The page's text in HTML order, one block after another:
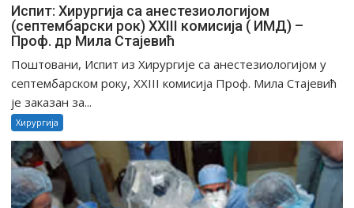
Испит: Хирургија са анестезиологијом
(септембарски рок) XXIII комисија ( ИМД) –
Проф. др Мила Стајевић
Поштовани, Испит из Хирургије са анестезиологијом у
септембарском року, XXIII комисија Проф. Мила Стајевић
је заказан за...
Хирургија